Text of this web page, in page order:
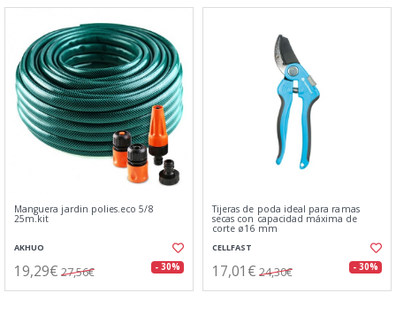
Manguera jardin polies.eco 5/8
25m.kit
AKHUO
19,29€ 27,56€ - 30%
Tijeras de poda ideal para ramas
secas con capacidad máxima de
corte ø16 mm
CELLFAST
17,01€ 24,30€ - 30%